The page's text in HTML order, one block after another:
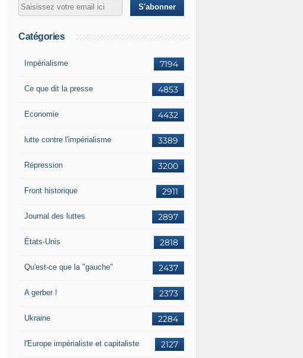
Catégories
7194
Impérialisme
4853
Ce que dit la presse
4432
Economie
3389
lutte contre l'impérialisme
3200
Répression
2911
Front historique
2897
Journal des luttes
2818
États-Unis
2437
Qu'est-ce que la "gauche"
2373
A gerber !
2284
Ukraine
2127
l'Europe impérialiste et capitaliste